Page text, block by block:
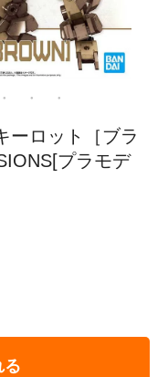
ーロット［ブラ
プラモデ
る